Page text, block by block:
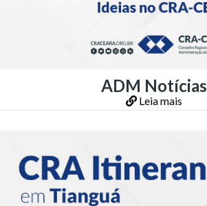
ADM Notícias
Leia mais